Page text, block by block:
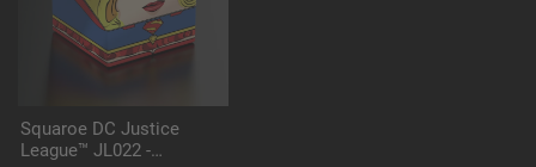
Squaroe DC Justice
League™ JL022 -